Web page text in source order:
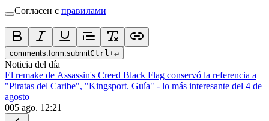
Согласен с правилами
comments.form.submitCtrl +↵
Noticia del día
El remake de Assassin's Creed Black Flag conservó la referencia a
"Piratas del Caribe", "Kingsport. Guía" - lo más interesante del 4 de
agosto
005 ago. 12:21